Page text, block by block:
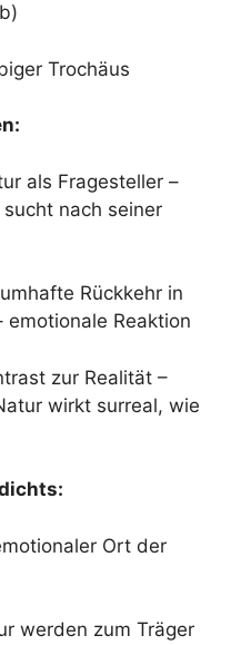
Trochäus
als Fragesteller –
nach seiner
Rückkehr in
emotionale Reaktion
zur Realität –
wirkt surreal, wie
Ort der
werden zum Träger